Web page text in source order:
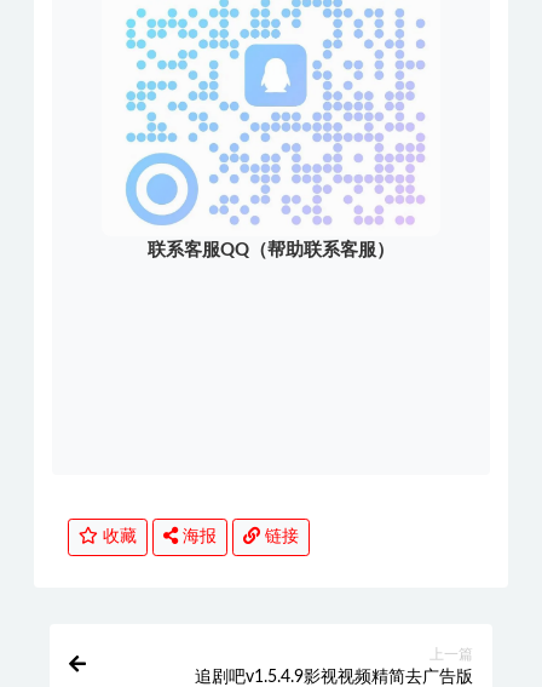
联系客服QQ（帮助联系客服）
海报